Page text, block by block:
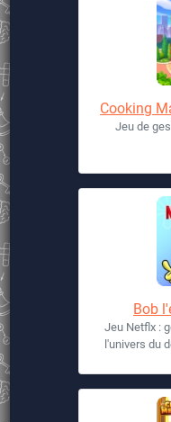
Cooking
Jeu de
Bob
Jeu Netflx :
l'univers du